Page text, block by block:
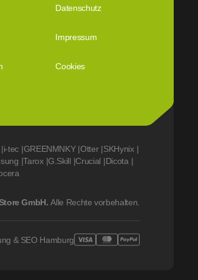
Datenschutz
Impressum
Cookies
|i-tec |GREENMNKY |Otter |SKHynix |
|Tarox |G.Skill |Crucial |Dicota |
GmbH.Alle Rechte vorbehalten.
& SEO Hamburg